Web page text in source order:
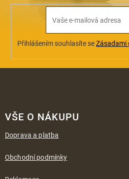
Přihlášením souhlasíte seZásadami
VŠE O NÁKUPU
Doprava a platba
Obchodní podmínky